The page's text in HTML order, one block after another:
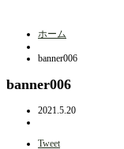
ホーム
banner006
banner006
2021.5.20
Tweet